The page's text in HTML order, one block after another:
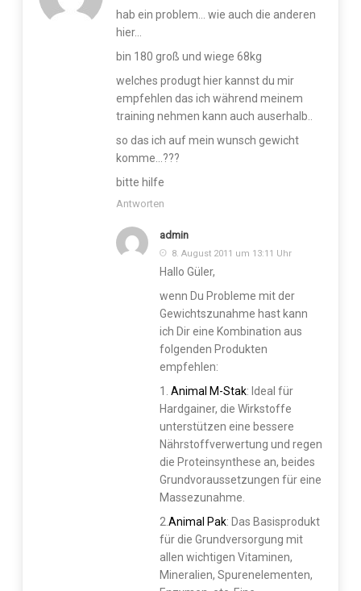
hab ein problem… wie auch die anderen
hier…
bin 180 groß und wiege 68kg
welches produgt hier kannst du mir
empfehlen das ich während meinem
training nehmen kann auch auserhalb..
so das ich auf mein wunsch gewicht
komme…???
bitte hilfe
Antworten
admin
8. August 2011 um 13:11 Uhr
Hallo Güler,
wenn Du Probleme mit der
Gewichtszunahme hast kann
ich Dir eine Kombination aus
folgenden Produkten
empfehlen:
1. Animal M-Stak: Ideal für
Hardgainer, die Wirkstoffe
unterstützen eine bessere
Nährstoffverwertung und regen
die Proteinsynthese an, beides
Grundvoraussetzungen für eine
Massezunahme.
2. Animal Pak: Das Basisprodukt
für die Grundversorgung mit
allen wichtigen Vitaminen,
Mineralien, Spurenelementen,